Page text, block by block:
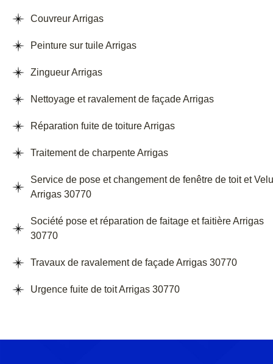
Couvreur Arrigas
Peinture sur tuile Arrigas
Zingueur Arrigas
Nettoyage et ravalement de façade Arrigas
Réparation fuite de toiture Arrigas
Traitement de charpente Arrigas
Service de pose et changement de fenêtre de toit et
Arrigas 30770
Société pose et réparation de faitage et faitière Arrigas
30770
Travaux de ravalement de façade Arrigas 30770
Urgence fuite de toit Arrigas 30770